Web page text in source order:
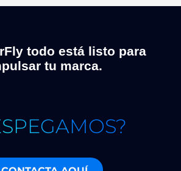
todo está listo para
tu marca.